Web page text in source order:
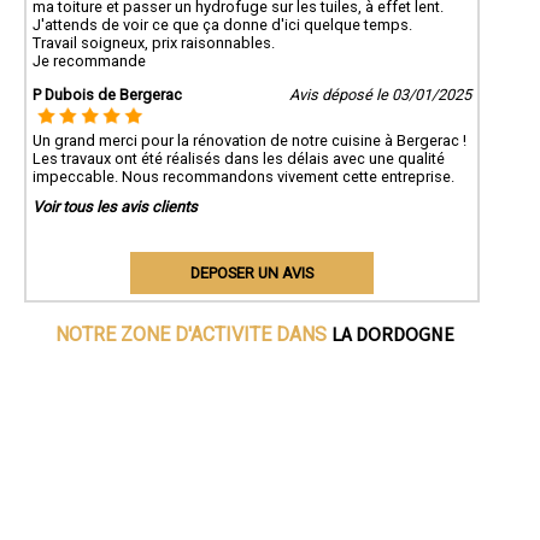
ma toiture et passer un hydrofuge sur les tuiles, à effet lent.
J'attends de voir ce que ça donne d'ici quelque temps.
Travail soigneux, prix raisonnables.
Je recommande
P Dubois de Bergerac
Avis déposé le 03/01/2025
Un grand merci pour la rénovation de notre cuisine à Bergerac !
Les travaux ont été réalisés dans les délais avec une qualité
impeccable. Nous recommandons vivement cette entreprise.
Voir tous les avis clients
DEPOSER UN AVIS
NOTRE ZONE D'ACTIVITE DANS LA DORDOGNE